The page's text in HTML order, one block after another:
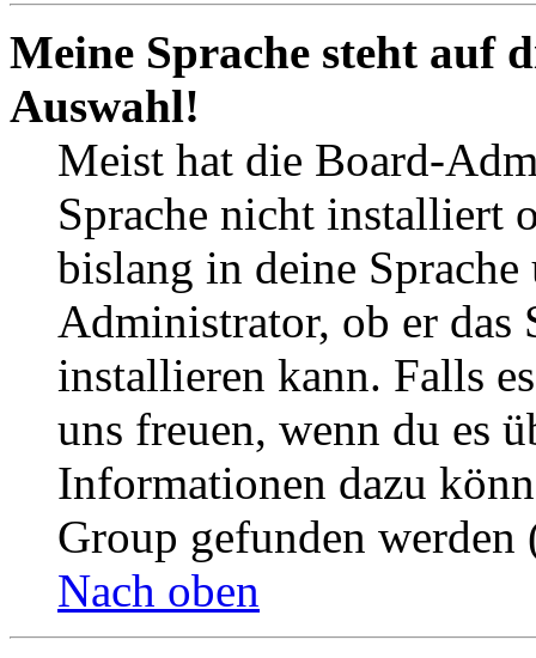
Meine Sprache steht auf
Auswahl!
Meist hat die Board-
Sprache nicht installiert
bislang in deine
Administrator, ob er das
installieren kann. Falls
uns freuen, wenn du es
Informationen dazu
Group gefunden
Nach oben